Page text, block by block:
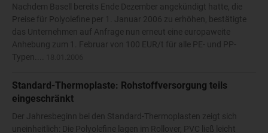
Nachdem Basell bereits Ende Dezember angekündigt hatte, die
Preise für Polyolefine per 1. Januar 2006 zu erhöhen, bestätigte
das Unternehmen auf Anfrage nun erneut eine europaweite
Anhebung zum 1. Februar von 100 EUR/t für alle PE- und PP-
Typen....
Standard-Thermoplaste: Rohstoffversorgung teils
eingeschränkt
Der Jahresbeginn bei den Standard-Thermoplasten zeigt sich
uneinheitlich: Die Polyolefine lagen im Rollover, PVC ließ leicht